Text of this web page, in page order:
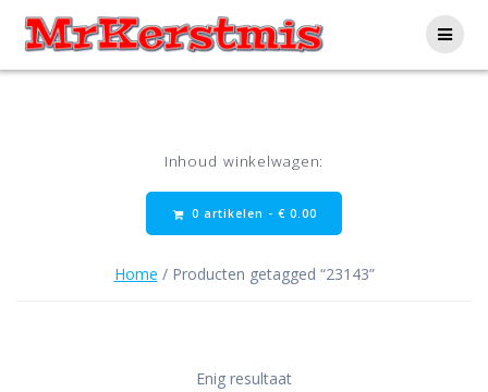
naar
de
inhoud
Inhoud winkelwagen:
0 artikelen - € 0.00
Home / Producten getagged “23143”
Enig resultaat